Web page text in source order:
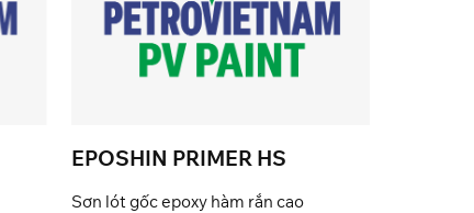
EPOSHIN PRIMER HS
Sơn lót gốc epoxy hàm rắn cao